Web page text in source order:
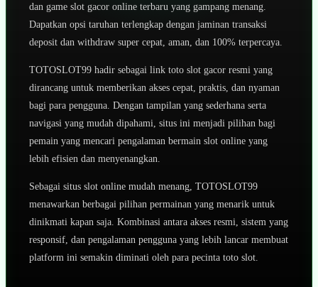
dan game slot gacor online terbaru yang gampang menang.
Dapatkan opsi taruhan terlengkap dengan jaminan transaksi
deposit dan withdraw super cepat, aman, dan 100% terpercaya.
TOTOSLOT99 hadir sebagai link toto slot gacor resmi yang
dirancang untuk memberikan akses cepat, praktis, dan nyaman
bagi para pengguna. Dengan tampilan yang sederhana serta
navigasi yang mudah dipahami, situs ini menjadi pilihan bagi
pemain yang mencari pengalaman bermain slot online yang
lebih efisien dan menyenangkan.
Sebagai situs slot online mudah menang, TOTOSLOT99
menawarkan berbagai pilihan permainan yang menarik untuk
dinikmati kapan saja. Kombinasi antara akses resmi, sistem yang
responsif, dan pengalaman pengguna yang lebih lancar membuat
platform ini semakin diminati oleh para pecinta toto slot.